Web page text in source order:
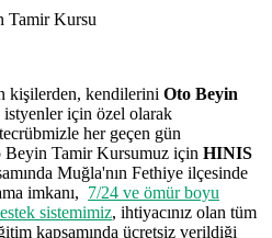
Tamir Kursu
kişilerden, kendilerini Oto Beyin
için özel olarak
tecrübmizle her geçen gün
Beyin Tamir Kursumuz için HINIS
Muğla'nın Fethiye ilçesinde
imkanı, 7/24 ve ömür boyu
sistemimiz, ihtiyacınız olan tüm
kapsamında ücretsiz verildiği